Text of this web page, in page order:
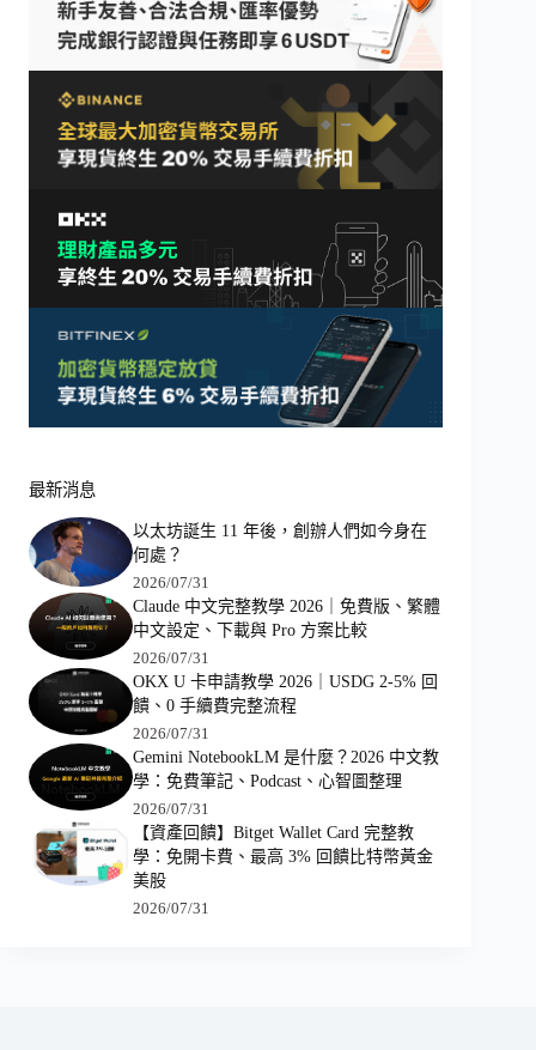
最新消息
以太坊誕生 11 年後，創辦人們如今身在
何處？
2026/07/31
Claude 中文完整教學 2026｜免費版、繁體
中文設定、下載與 Pro 方案比較
2026/07/31
OKX U 卡申請教學 2026｜USDG 2-5% 回
饋、0 手續費完整流程
2026/07/31
Gemini NotebookLM 是什麼？2026 中文教
學：免費筆記、Podcast、心智圖整理
2026/07/31
【資產回饋】Bitget Wallet Card 完整教
學：免開卡費、最高 3% 回饋比特幣黃金
美股
2026/07/31